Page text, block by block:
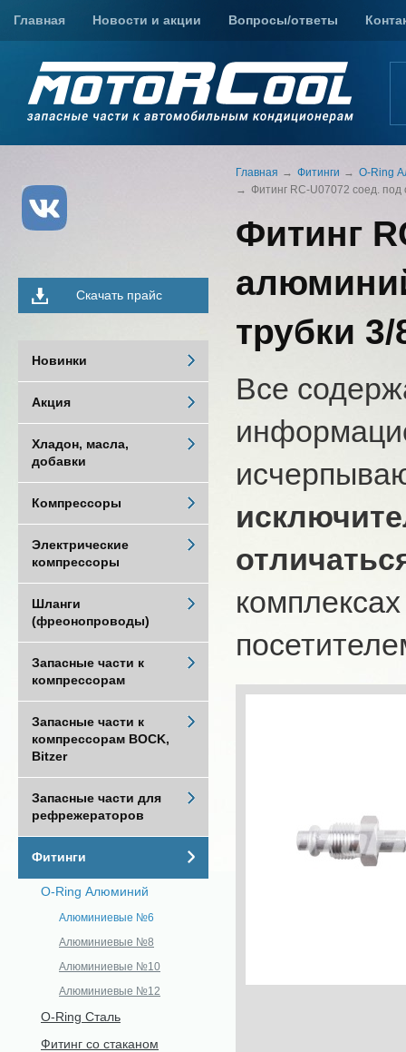
Главная Новости и акции Вопросы/ответы
Главная Фитинги
O-Ring
Фитинг RC-U07072 соед. под
Фитинг
трубки
Все
Скачать прайс
Новинки
Акция
Хладон, масла,
добавки
Компрессоры
Электрические
компрессоры
Шланги
(фреонопроводы)
Запасные части к
компрессорам
Запасные части к
компрессорам BOCK,
Bitzer
Запасные части для
рефрежераторов
Фитинги
O-Ring Алюминий
Алюминиевые №6
Алюминиевые №8
Алюминиевые №10
Алюминиевые №12
O-Ring Сталь
Фитинг со стаканом